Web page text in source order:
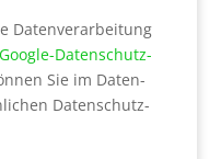
Daten­ver­ar­bei­tung
Daten­schutz­
Sie im Daten­
Daten­schutz-